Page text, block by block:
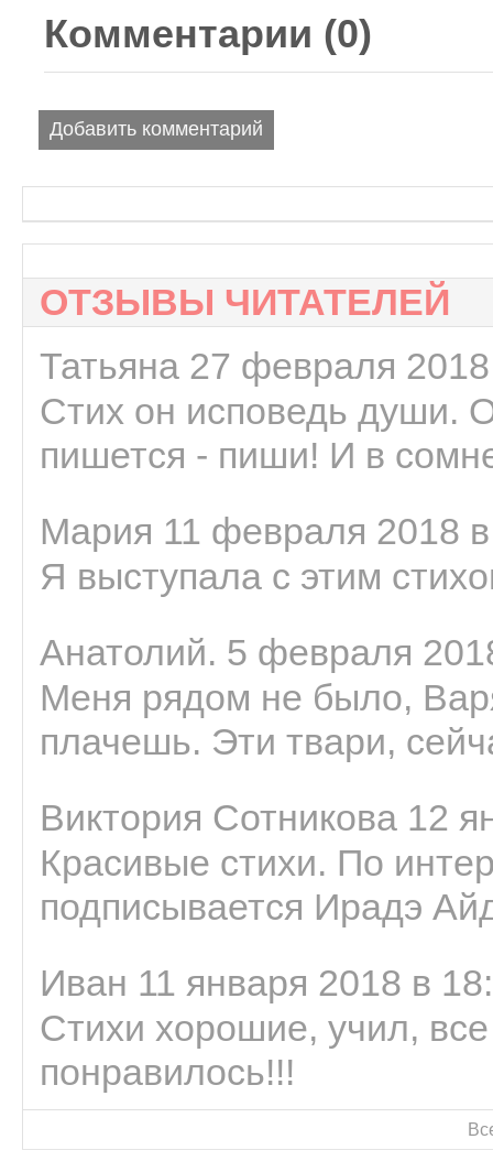
Комментарии (0)
Добавить комментарий
ОТЗЫВЫ ЧИТАТЕЛЕЙ
Татьяна 27 февраля
Стих он исповедь души.
пишется - пиши! И в
Мария 11 февраля 2018
Я выступала с этим
Анатолий. 5 февраля
Меня рядом не было,
плачешь. Эти твари,
Виктория Сотникова 12
Красивые стихи. По
подписывается Ирадэ
Иван 11 января 2018 в
Стихи хорошие, учил,
понравилось!!!